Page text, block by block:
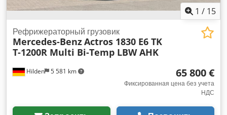
1 / 15
Hilden 5 581 km
Рефрижераторный грузовик
Mercedes-BenzActros 1830 E6 TK
T-1200R Multi Bi-Temp LBW AHK
65 800 €
Фиксированная цена без учета
НДС